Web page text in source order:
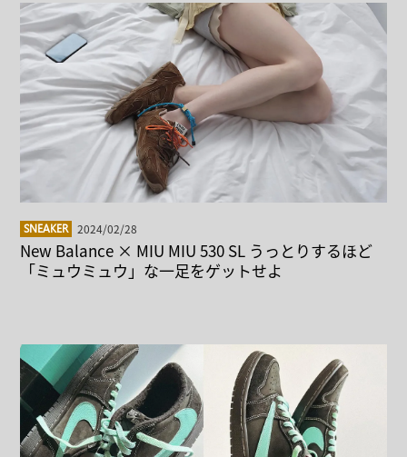
SNEAKER 2024/02/28
New Balance × MIU MIU 530 SL うっとりするほど
「ミュウミュウ」な一足をゲットせよ